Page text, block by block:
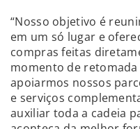
“Nosso objetivo é
em um só lugar e
compras feitas
momento de
apoiarmos nossos
e serviços
auxiliar toda a cadeia